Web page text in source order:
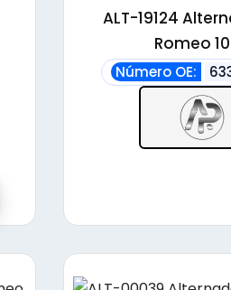
ALT-19124
Romeo
Número OE: